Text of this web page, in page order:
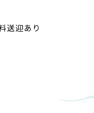
送迎あり